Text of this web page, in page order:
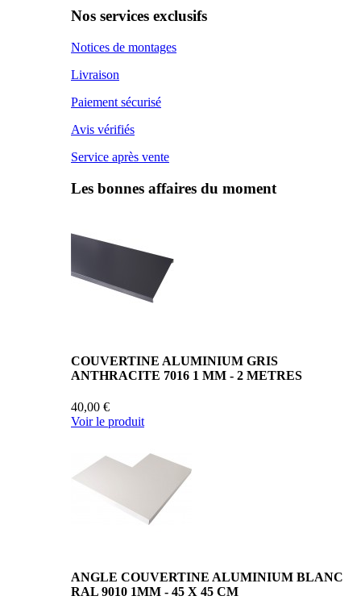
Nos services exclusifs
Notices de montages
Livraison
Paiement sécurisé
Avis vérifiés
Service après vente
Les bonnes affaires du moment
COUVERTINE ALUMINIUM GRIS
ANTHRACITE 7016 1 MM - 2 METRES
40,00 €
Voir le produit
ANGLE COUVERTINE ALUMINIUM BLANC
RAL 9010 1MM - 45 X 45 CM